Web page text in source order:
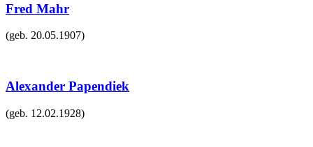
Fred Mahr
(geb. 20.05.1907)
Alexander Papendiek
(geb. 12.02.1928)